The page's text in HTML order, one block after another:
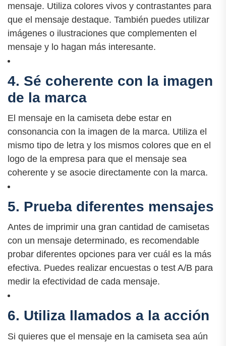
mensaje. Utiliza colores vivos y contrastantes para
que el mensaje destaque. También puedes utilizar
imágenes o ilustraciones que complementen el
mensaje y lo hagan más interesante.
4. Sé coherente con la imagen
de la marca
El mensaje en la camiseta debe estar en
consonancia con la imagen de la marca. Utiliza el
mismo tipo de letra y los mismos colores que en el
logo de la empresa para que el mensaje sea
coherente y se asocie directamente con la marca.
5. Prueba diferentes mensajes
Antes de imprimir una gran cantidad de camisetas
con un mensaje determinado, es recomendable
probar diferentes opciones para ver cuál es la más
efectiva. Puedes realizar encuestas o test A/B para
medir la efectividad de cada mensaje.
6. Utiliza llamados a la acción
Si quieres que el mensaje en la camiseta sea aún